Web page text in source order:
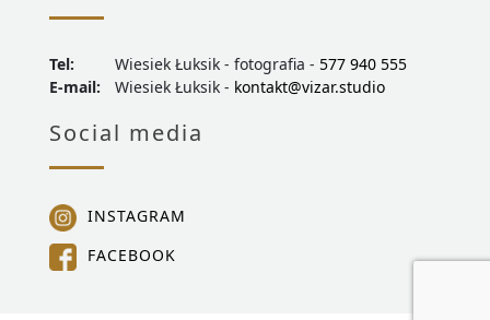
Tel: Wiesiek Łuksik - fotografia - 577 940 555
E-mail:
Wiesiek Łuksik - kontakt@vizar.studio
Social media
INSTAGRAM
FACEBOOK